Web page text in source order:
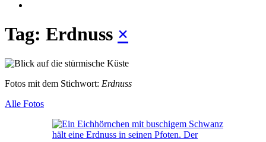
Tag: Erdnuss ×
Fotos mit dem Stichwort: Erdnuss
Alle Fotos